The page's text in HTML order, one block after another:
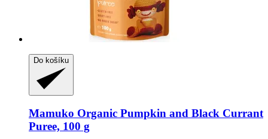
Do košíku
Mamuko Organic Pumpkin and Black Currant
Puree, 100 g